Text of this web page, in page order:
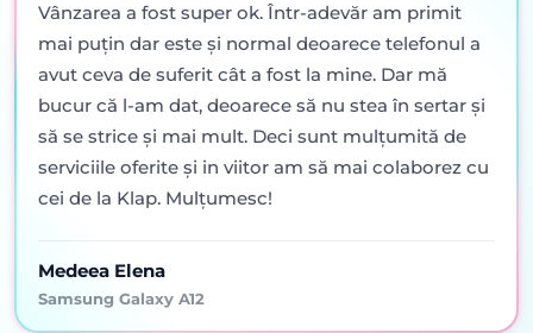
Vânzarea a fost super ok. Într-adevăr am primit
mai puţin dar este şi normal deoarece telefonul a
avut ceva de suferit cât a fost la mine. Dar mă
bucur că l-am dat, deoarece să nu stea în sertar şi
să se strice şi mai mult. Deci sunt mulţumită de
serviciile oferite şi in viitor am să mai colaborez cu
cei de la Klap. Mulţumesc!
Medeea Elena
Samsung Galaxy A12